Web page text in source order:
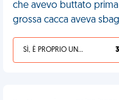
che avevo buttato
grossa cacca aveva
SÌ, È PROPRIO UNA VDM!